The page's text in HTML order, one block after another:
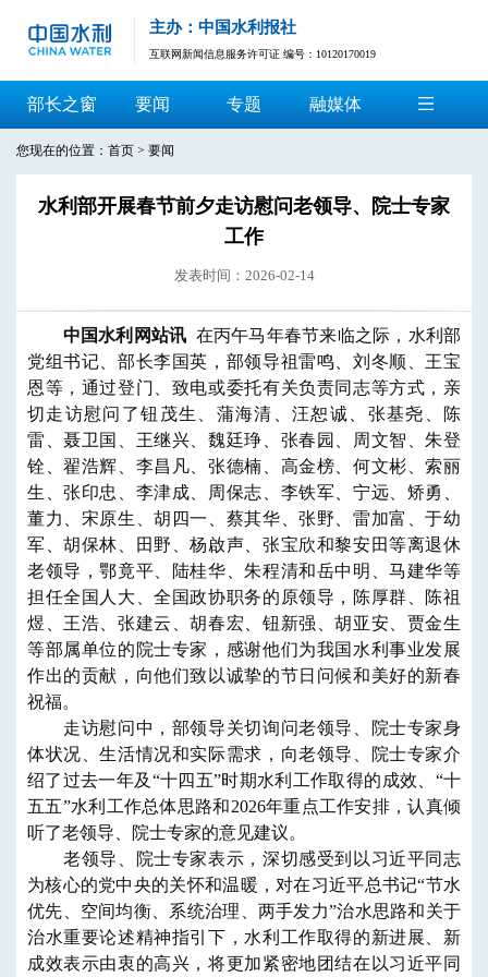
主办：中国水利报社
互联网新闻信息服务许可证 编号：10120170019
部长之窗 要闻 专题 融媒体
您现在的位置： 首页 > 要闻
水利部开展春节前夕走访慰问老领导、院士专家
工作
发表时间：2026-02-14
中国水利网站讯 在丙午马年春节来临之际，水利部
党组书记、部长李国英，部领导祖雷鸣、刘冬顺、王宝
恩等，通过登门、致电或委托有关负责同志等方式，亲
切走访慰问了钮茂生、蒲海清、汪恕诚、张基尧、陈
雷、聂卫国、王继兴、魏廷琤、张春园、周文智、朱登
铨、翟浩辉、李昌凡、张德楠、高金榜、何文彬、索丽
生、张印忠、李津成、周保志、李铁军、宁远、矫勇、
董力、宋原生、胡四一、蔡其华、张野、雷加富、于幼
军、胡保林、田野、杨啟声、张宝欣和黎安田等离退休
老领导，鄂竟平、陆桂华、朱程清和岳中明、马建华等
担任全国人大、全国政协职务的原领导，陈厚群、陈祖
煜、王浩、张建云、胡春宏、钮新强、胡亚安、贾金生
等部属单位的院士专家，感谢他们为我国水利事业发展
作出的贡献，向他们致以诚挚的节日问候和美好的新春
祝福。
走访慰问中，部领导关切询问老领导、院士专家身
体状况、生活情况和实际需求，向老领导、院士专家介
绍了过去一年及“十四五”时期水利工作取得的成效、“十
五五”水利工作总体思路和2026年重点工作安排，认真倾
听了老领导、院士专家的意见建议。
老领导、院士专家表示，深切感受到以习近平同志
为核心的党中央的关怀和温暖，对在习近平总书记“节水
优先、空间均衡、系统治理、两手发力”治水思路和关于
治水重要论述精神指引下，水利工作取得的新进展、新
成效表示由衷的高兴，将更加紧密地团结在以习近平同